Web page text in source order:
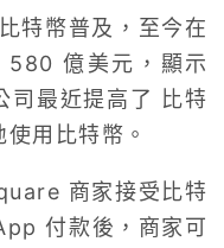
特幣普及，至今在
億美元，顯示
司最近提高了 比特
用比特幣。
商家接受比特
付款後，商家可